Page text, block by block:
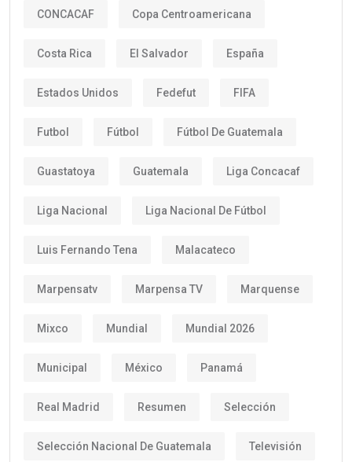
CONCACAF Copa Centroamericana
Costa Rica El Salvador España
Estados Unidos Fedefut FIFA
Futbol Fútbol Fútbol De Guatemala
Guastatoya Guatemala Liga Concacaf
Liga Nacional Liga Nacional De Fútbol
Luis Fernando Tena Malacateco
Marpensatv Marpensa TV Marquense
Mixco Mundial Mundial 2026
Municipal México Panamá
Real Madrid Resumen Selección
Selección Nacional De Guatemala Televisión